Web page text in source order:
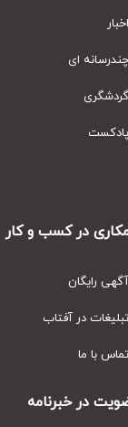
ای
در کسب و کار
رایگان
در آفتاب
با ما
در خبرنامه